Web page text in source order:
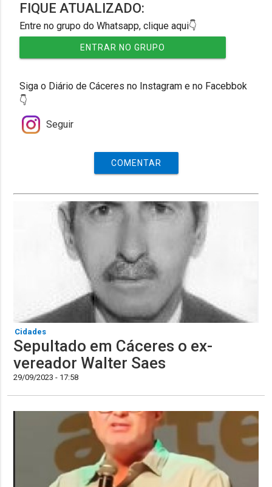
FIQUE ATUALIZADO:
Entre no grupo do Whatsapp, clique aqui👇
ENTRAR NO GRUPO
Siga o Diário de Cáceres no Instagram e no Facebbok
👇
Seguir
COMENTAR
Cidades
Sepultado em Cáceres o ex-
vereador Walter Saes
29/09/2023 - 17:58